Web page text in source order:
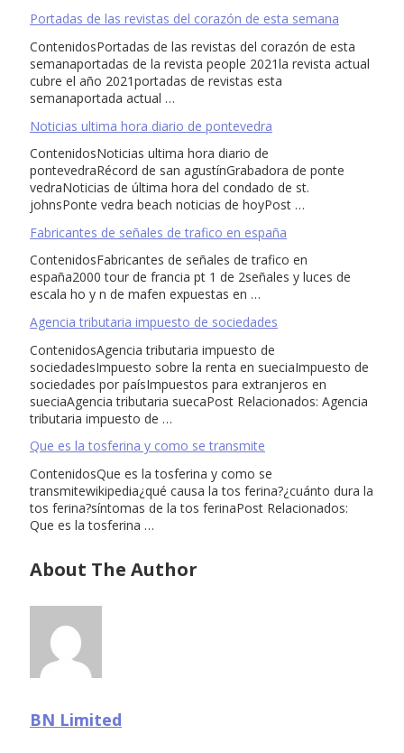
Portadas de las revistas del corazón de esta semana
ContenidosPortadas de las revistas del corazón de esta
semanaportadas de la revista people 2021la revista actual
cubre el año 2021portadas de revistas esta
semanaportada actual …
Noticias ultima hora diario de pontevedra
ContenidosNoticias ultima hora diario de
pontevedraRécord de san agustínGrabadora de ponte
vedraNoticias de última hora del condado de st.
johnsPonte vedra beach noticias de hoyPost …
Fabricantes de señales de trafico en españa
ContenidosFabricantes de señales de trafico en
españa2000 tour de francia pt 1 de 2señales y luces de
escala ho y n de mafen expuestas en …
Agencia tributaria impuesto de sociedades
ContenidosAgencia tributaria impuesto de
sociedadesImpuesto sobre la renta en sueciaImpuesto de
sociedades por paísImpuestos para extranjeros en
sueciaAgencia tributaria suecaPost Relacionados: Agencia
tributaria impuesto de …
Que es la tosferina y como se transmite
ContenidosQue es la tosferina y como se
transmitewikipedia¿qué causa la tos ferina?¿cuánto dura la
tos ferina?síntomas de la tos ferinaPost Relacionados:
Que es la tosferina …
About The Author
BN Limited